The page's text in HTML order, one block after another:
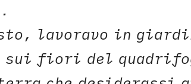
lavoravo in
sui fiori del